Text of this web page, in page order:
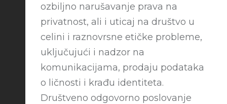
ozbiljno narušavanje prava na
privatnost, ali i uticaj na društvo u
celini i raznovrsne etičke probleme,
uključujući i nadzor na
komunikacijama, prodaju podataka
o ličnosti i krađu identiteta.
Društveno odgovorno poslovanje